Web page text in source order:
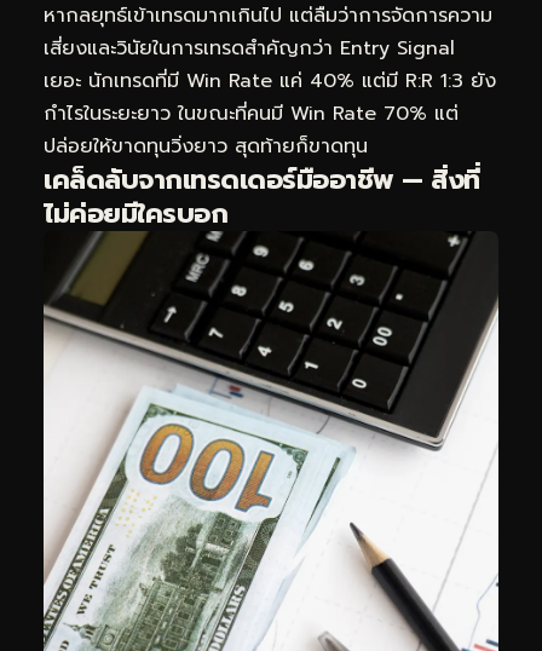
หากลยุทธ์เข้าเทรดมากเกินไป แต่ลืมว่าการจัดการความ
เสี่ยงและวินัยในการเทรดสำคัญกว่า Entry Signal
เยอะ นักเทรดที่มี Win Rate แค่ 40% แต่มี R:R 1:3 ยัง
กำไรในระยะยาว ในขณะที่คนมี Win Rate 70% แต่
ปล่อยให้ขาดทุนวิ่งยาว สุดท้ายก็ขาดทุน
เคล็ดลับจากเทรดเดอร์มืออาชีพ — สิ่งที่
ไม่ค่อยมีใครบอก